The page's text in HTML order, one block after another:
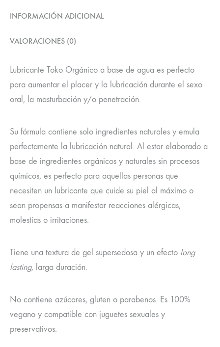
INFORMACIÓN ADICIONAL
VALORACIONES (0)
Lubricante Toko Orgánico a base de agua es perfecto
para aumentar el placer y la lubricación durante el sexo
oral, la masturbación y/o penetración.
Su fórmula contiene solo ingredientes naturales y emula
perfectamente la lubricación natural. Al estar elaborado a
base de ingredientes orgánicos y naturales sin procesos
químicos, es perfecto para aquellas personas que
necesiten un lubricante que cuide su piel al máximo o
sean propensas a manifestar reacciones alérgicas,
molestias o irritaciones.
Tiene una textura de gel supersedosa y un efecto long
lasting, larga duración.
No contiene azúcares, gluten o parabenos. Es 100%
vegano y compatible con juguetes sexuales y
preservativos.